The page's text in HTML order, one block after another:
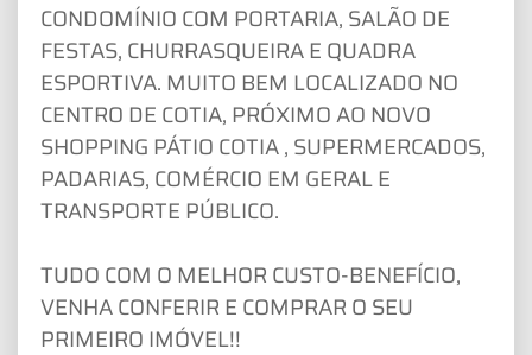
CONDOMÍNIO COM PORTARIA, SALÃO DE
FESTAS, CHURRASQUEIRA E QUADRA
ESPORTIVA. MUITO BEM LOCALIZADO NO
CENTRO DE COTIA, PRÓXIMO AO NOVO
SHOPPING PÁTIO COTIA , SUPERMERCADOS,
PADARIAS, COMÉRCIO EM GERAL E
TRANSPORTE PÚBLICO.
TUDO COM O MELHOR CUSTO-BENEFÍCIO,
VENHA CONFERIR E COMPRAR O SEU
PRIMEIRO IMÓVEL!!